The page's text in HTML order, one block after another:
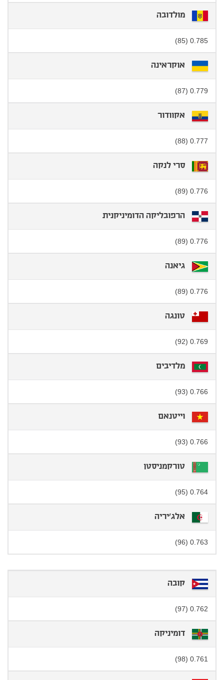
מולדובה
0.785 (85)
אוקראינה
0.779 (87)
אקוודור
0.777 (88)
סרי לנקה
0.776 (89)
הרפובליקה הדומיניקנית
0.776 (89)
גיאנה
0.776 (89)
טונגה
0.769 (92)
מלדיבים
0.766 (93)
וייטנאם
0.766 (93)
טורקמניסטן
0.764 (95)
אלג'יריה
0.763 (96)
קובה
0.762 (97)
דומיניקה
0.761 (98)